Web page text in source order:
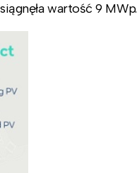
wartość 9 MWp.